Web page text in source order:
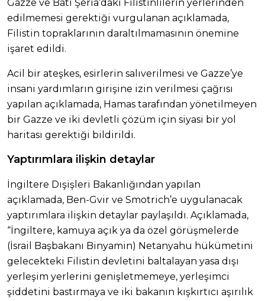
Gazze ve Batı Şeria’daki Filistinlilerin yerlerinden
edilmemesi gerektiği vurgulanan açıklamada,
Filistin topraklarının daraltılmamasının önemine
işaret edildi.
Acil bir ateşkes, esirlerin salıverilmesi ve Gazze’ye
insani yardımların girişine izin verilmesi çağrısı
yapılan açıklamada, Hamas tarafından yönetilmeyen
bir Gazze ve iki devletli çözüm için siyasi bir yol
haritası gerektiği bildirildi.
Yaptırımlara ilişkin detaylar
İngiltere Dışişleri Bakanlığından yapılan
açıklamada, Ben-Gvir ve Smotrich’e uygulanacak
yaptırımlara ilişkin detaylar paylaşıldı. Açıklamada,
“İngiltere, kamuya açık ya da özel görüşmelerde
(İsrail Başbakanı Binyamin) Netanyahu hükümetini
gelecekteki Filistin devletini baltalayan yasa dışı
yerleşim yerlerini genişletmemeye, yerleşimci
şiddetini bastırmaya ve iki bakanın kışkırtıcı aşırılık